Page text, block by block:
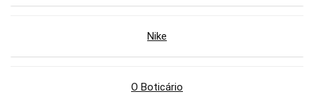
Nike
O Boticário